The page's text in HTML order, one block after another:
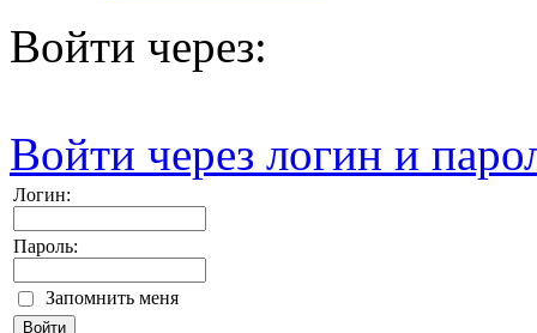
Войти через:
Войти через логин и
Логин:
Пароль:
Запомнить меня